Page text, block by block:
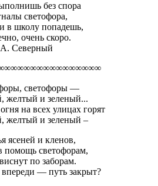
без спора
светофора,
в школу попадешь,
очень скоро.
А. Северный
светофоры —
желтый и зеленый...
на всех улицах горят
желтый и зеленый –
ясеней и кленов,
помощь светофорам,
по заборам.
— путь закрыт?